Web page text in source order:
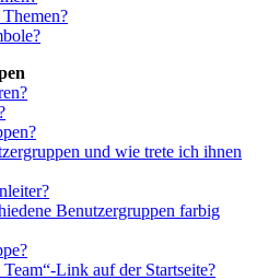
Themen?
und wie trete ich ihnen
Benutzergruppen farbig
Link auf der Startseite?